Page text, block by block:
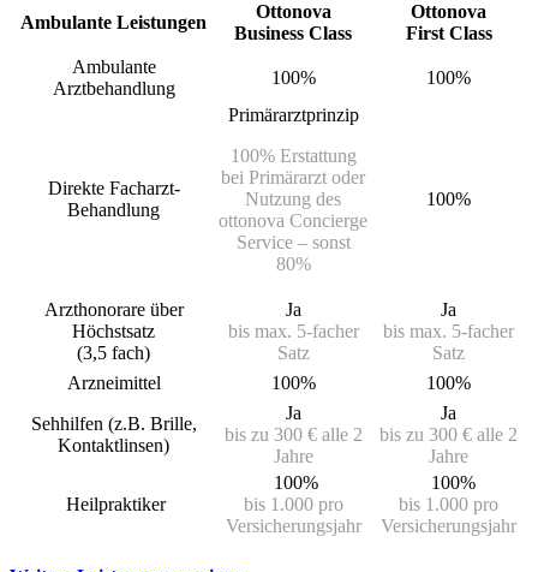
Ambulante Leistungen
Ottonova
Business Class
Ottonova
First Class
Ambulante
Arztbehandlung
100% 100%
Direkte Facharzt-
Behandlung
Primärarztprinzip
100% Erstattung
bei Primärarzt oder
Nutzung des
ottonova Concierge
Service – sonst
80%
100%
Arzthonorare über
Höchstsatz
(3,5 fach)
Ja
bis max. 5-facher
Satz
Ja
bis max. 5-facher
Satz
Arzneimittel
100%
100%
Sehhilfen (z.B. Brille,
Kontaktlinsen)
Ja
bis zu 300 € alle 2
Jahre
Ja
bis zu 300 € alle 2
Jahre
Heilpraktiker
100%
bis 1.000 pro
Versicherungsjahr
100%
bis 1.000 pro
Versicherungsjahr